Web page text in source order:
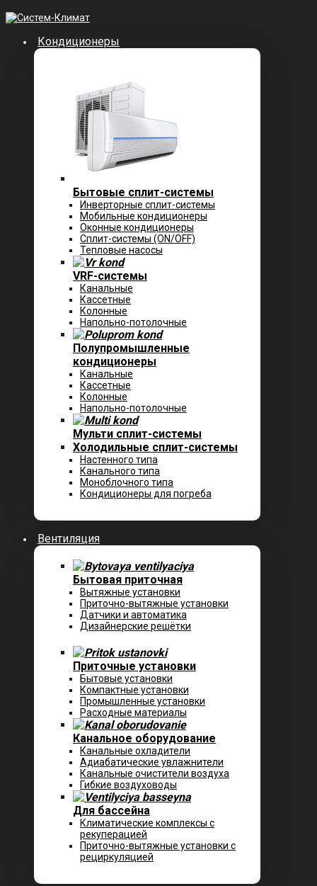
Кондиционеры
Бытовые сплит-системы
Инверторные сплит-системы
Мобильные кондиционеры
Оконные кондиционеры
Сплит-системы (ON/OFF)
Тепловые насосы
VRF-системы
Канальные
Касcетные
Колонные
Напольно-потолочные
Полупромышленные
кондиционеры
Канальные
Кассетные
Колонные
Напольно-потолочные
Мульти сплит-системы
Холодильные сплит-системы
Настенного типа
Канального типа
Моноблочного типа
Кондиционеры для погреба
Вентиляция
Бытовая приточная
Вытяжные установки
Приточно-вытяжные установки
Датчики и автоматика
Дизайнерские решётки
Приточные установки
Бытовые установки
Компактные установки
Промышленные установки
Расходные материалы
Канальное оборудование
Канальные охладители
Адиабатические увлажнители
Канальные очистители воздуха
Гибкие воздуховоды
Для бассейна
Климатические комплексы с
рекуперацией
Приточно-вытяжные установки с
рециркуляцией